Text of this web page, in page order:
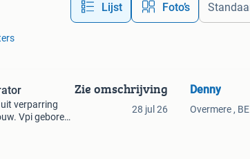
Lijst Foto’s
verparring
Vpi geboren
Zie omschrijving
28 jul 26
Denny
Overmere , BE